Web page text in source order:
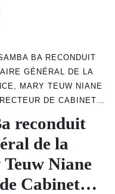
BA RECONDUIT
GÉNÉRAL DE LA
MARY TEUW NIANE
DE CABINET…
reconduit
de la
Niane
Cabinet…